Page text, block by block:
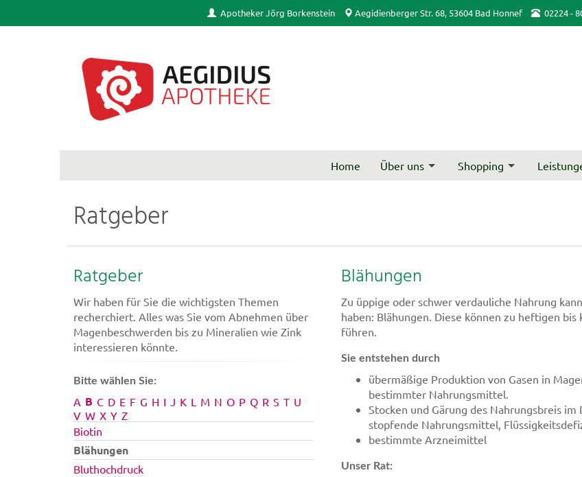
Apotheker Jörg Borkenstein Aegidienberger Str. 68, 53604 Bad Honnef 02224 -
Home Über uns Shopping
Ratgeber
Ratgeber
Wir haben für Sie die wichtigsten Themen
recherchiert. Alles was Sie vom Abnehmen über
Magenbeschwerden bis zu Mineralien wie Zink
interessieren könnte.
Bitte wählen Sie:
A B C D E F G H I J K L M N O P Q R S T U
V W X Y Z
Biotin
Blähungen
Bluthochdruck
Blähungen
Zu üppige oder schwer verdauliche Nahrung
haben: Blähungen. Diese können zu heftigen
führen.
Sie entstehen durch
übermäßige Produktion von Gasen in
bestimmter Nahrungsmittel.
Stocken und Gärung des Nahrungsbreis
stopfende Nahrungsmittel,
bestimmte Arzneimittel
Unser Rat: